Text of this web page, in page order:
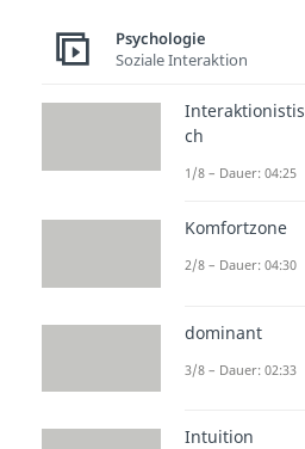
Psychologie
Soziale Interaktion
Interaktionistis
ch
1/8 – Dauer: 04:25
Komfortzone
2/8 – Dauer: 04:30
dominant
3/8 – Dauer: 02:33
Intuition